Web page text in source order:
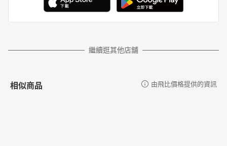
繼續逛其他店舖
相似商品 由飛比價格提供的資訊